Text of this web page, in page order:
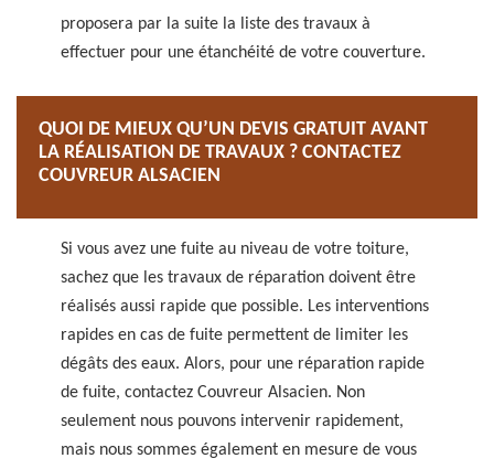
proposera par la suite la liste des travaux à
effectuer pour une étanchéité de votre couverture.
QUOI DE MIEUX QU’UN DEVIS GRATUIT AVANT
LA RÉALISATION DE TRAVAUX ? CONTACTEZ
COUVREUR ALSACIEN
Si vous avez une fuite au niveau de votre toiture,
sachez que les travaux de réparation doivent être
réalisés aussi rapide que possible. Les interventions
rapides en cas de fuite permettent de limiter les
dégâts des eaux. Alors, pour une réparation rapide
de fuite, contactez Couvreur Alsacien. Non
seulement nous pouvons intervenir rapidement,
mais nous sommes également en mesure de vous